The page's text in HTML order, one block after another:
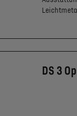
DS 3